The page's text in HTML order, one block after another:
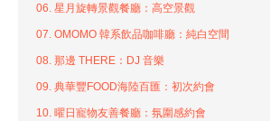
06. 星月旋轉景觀餐廳：高空景觀
07. OMOMO 韓系飲品咖啡廳：純白空間
08. 那邊 THERE：DJ 音樂
09. 典華豐FOOD海陸百匯：初次約會
10. 曜日寵物友善餐廳：氛圍感約會